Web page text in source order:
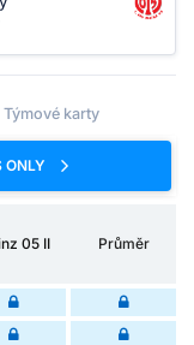
Týmové karty
ONLY
05 II Průměr